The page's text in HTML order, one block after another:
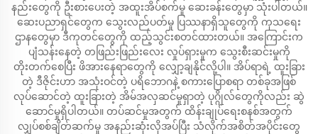
နည်းတွေကို ဦးစားပေးတဲ့ အထူးအိပ်စက်မှု ဆေးခန်းတွေမှာ သုံးပါတယ်။
ဆေးပညာရှင်တွေက သွေးလည်ပတ်မှု ပြဿနာရှိသူတွေကို ကုသရေး
ဌာနတွေမှာ ဒီကုတင်တွေကို ထည့်သွင်းစတင်ထားတယ်။ အကြောင်းက
ပျံသန်းနေတဲ့ တဖြည်းဖြည်းလေး လှုပ်ရှားမှုက သွေးစီးဆင်းမှုကို
တိုးတက်စေပြီး ဖိအားနေရာတွေကို လျှော့ချနိုင်လို့ပါ။ အိပ်ရာရဲ့ ထူးခြား
တဲ့ ဒီဇိုင်းဟာ အသုံးဝင်တဲ့ ပရိဘောဂနဲ့ စကားပြောစရာ တစ်ခုအဖြစ်
လုပ်ဆောင်တဲ့ ထူးခြားတဲ့ အိမ်အလှဆင်မှုရှာတဲ့ ပုဂ္ဂိုလ်တွေကိုလည်း ဆွဲ
ဆောင်မှုရှိပါတယ်။ တပ်ဆင်မှုအတွက် ထိန်းချုပ်ရေးစနစ်အတွက်
လျှပ်စစ်ချိတ်ဆက်မှု အနည်းဆုံးလိုအပ်ပြီး သံလိုက်အစိတ်အပိုင်းတွေ